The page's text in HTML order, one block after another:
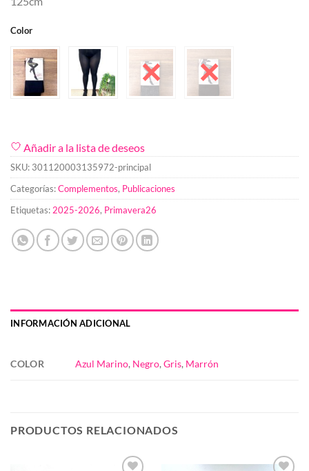
Color
Añadir a la lista de deseos
SKU: 301120003135972-principal
Categorías:Complementos, Publicaciones
Etiquetas: 2025-2026, Primavera26
INFORMACIÓN ADICIONAL
COLOR Azul Marino, Negro,Gris, Marrón
PRODUCTOS RELACIONADOS